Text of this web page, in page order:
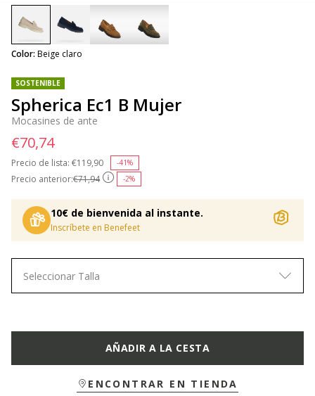
SOSTENIBLE
Spherica Ec1 B Mujer
Mocasines de ante
Precio anterior:€71,94 -2%
Precio de lista: Price reduced from
€119,90 -41%
€70,74
10€ de bienvenida al instante.
Inscríbete en Benefeet
Color: Beige claro
selected
Seleccionar Talla
AÑADIR A LA CESTA
ENCONTRAR EN TIENDA